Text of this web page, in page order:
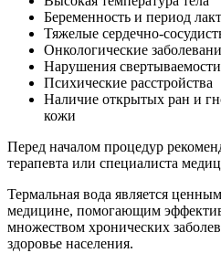
Беременность и период
Тяжелые сердечно-
Онкологические
Нарушения
Психические расстройства
Наличие открытых ран и
кожи
Перед началом процедур
терапевта или специалиста
Термальная вода является
медицине, помогающим
множеством хронических
здоровье населения.